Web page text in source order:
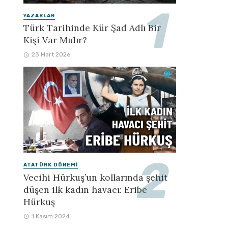
YAZARLAR
Türk Tarihinde Kür Şad Adlı Bir
Kişi Var Mıdır?
23 Mart 2026
ATATÜRK DÖNEMI
Vecihi Hürkuş’un kollarında şehit
düşen ilk kadın havacı: Eribe
Hürkuş
1 Kasım 2024